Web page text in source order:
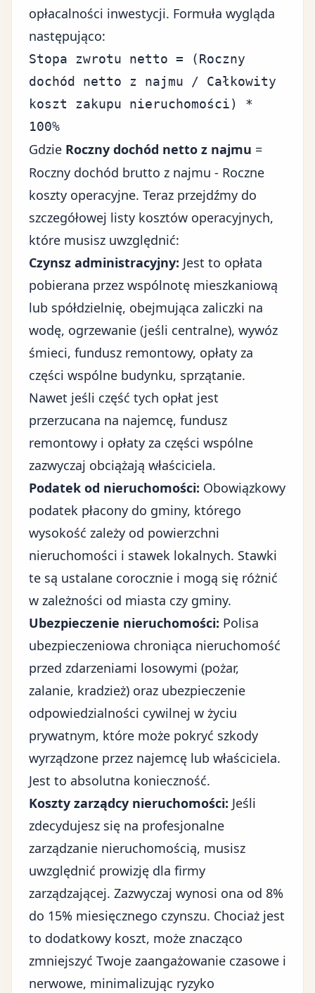
opłacalności inwestycji. Formuła wygląda
następująco:
Stopa zwrotu netto = (Roczny
dochód netto z najmu / Całkowity
koszt zakupu nieruchomości) *
100%
Gdzie Roczny dochód netto z najmu =
Roczny dochód brutto z najmu - Roczne
koszty operacyjne. Teraz przejdźmy do
szczegółowej listy kosztów operacyjnych,
które musisz uwzględnić:
Czynsz administracyjny: Jest to opłata
pobierana przez wspólnotę mieszkaniową
lub spółdzielnię, obejmująca zaliczki na
wodę, ogrzewanie (jeśli centralne), wywóz
śmieci, fundusz remontowy, opłaty za
części wspólne budynku, sprzątanie.
Nawet jeśli część tych opłat jest
przerzucana na najemcę, fundusz
remontowy i opłaty za części wspólne
zazwyczaj obciążają właściciela.
Podatek od nieruchomości: Obowiązkowy
podatek płacony do gminy, którego
wysokość zależy od powierzchni
nieruchomości i stawek lokalnych. Stawki
te są ustalane corocznie i mogą się różnić
w zależności od miasta czy gminy.
Ubezpieczenie nieruchomości: Polisa
ubezpieczeniowa chroniąca nieruchomość
przed zdarzeniami losowymi (pożar,
zalanie, kradzież) oraz ubezpieczenie
odpowiedzialności cywilnej w życiu
prywatnym, które może pokryć szkody
wyrządzone przez najemcę lub właściciela.
Jest to absolutna konieczność.
Koszty zarządcy nieruchomości: Jeśli
zdecydujesz się na profesjonalne
zarządzanie nieruchomością, musisz
uwzględnić prowizję dla firmy
zarządzającej. Zazwyczaj wynosi ona od 8%
do 15% miesięcznego czynszu. Chociaż jest
to dodatkowy koszt, może znacząco
zmniejszyć Twoje zaangażowanie czasowe i
nerwowe, minimalizując ryzyko